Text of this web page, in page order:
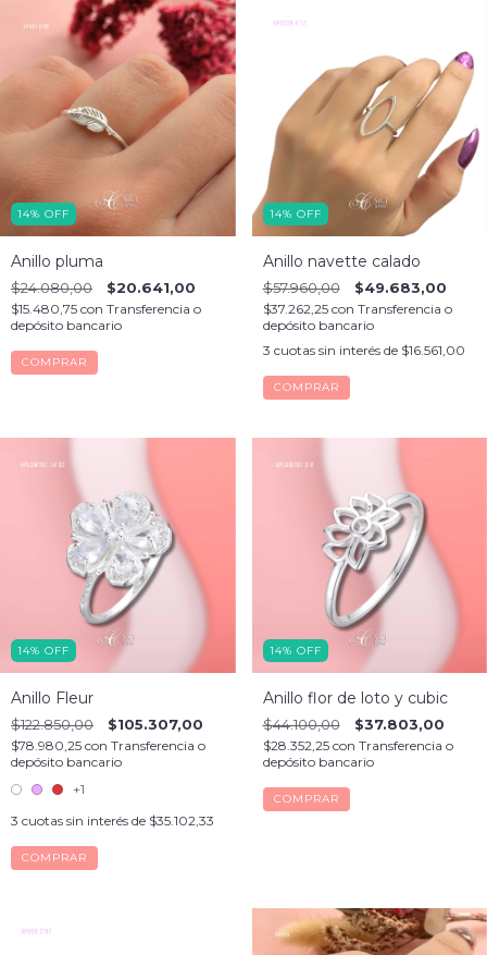
14% OFF
Anillo pluma
$24.080,00 $20.641,00
$15.480,75 con Transferencia o
depósito bancario
COMPRAR
14% OFF
Anillo navette calado
$57.960,00 $49.683,00
$37.262,25 con Transferencia o
depósito bancario
3 cuotas sin interés de $16.561,00
COMPRAR
14% OFF
Anillo Fleur
$122.850,00 $105.307,00
$78.980,25 con Transferencia o
depósito bancario
+1
3 cuotas sin interés de $35.102,33
COMPRAR
14% OFF
Anillo flor de loto y cubic
$44.100,00 $37.803,00
$28.352,25 con Transferencia o
depósito bancario
COMPRAR